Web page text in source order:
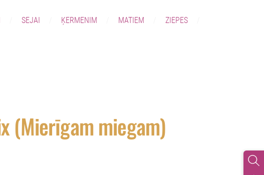
SEJAI ĶERMENIM MATIEM ZIEPES
(Mierīgam miegam)